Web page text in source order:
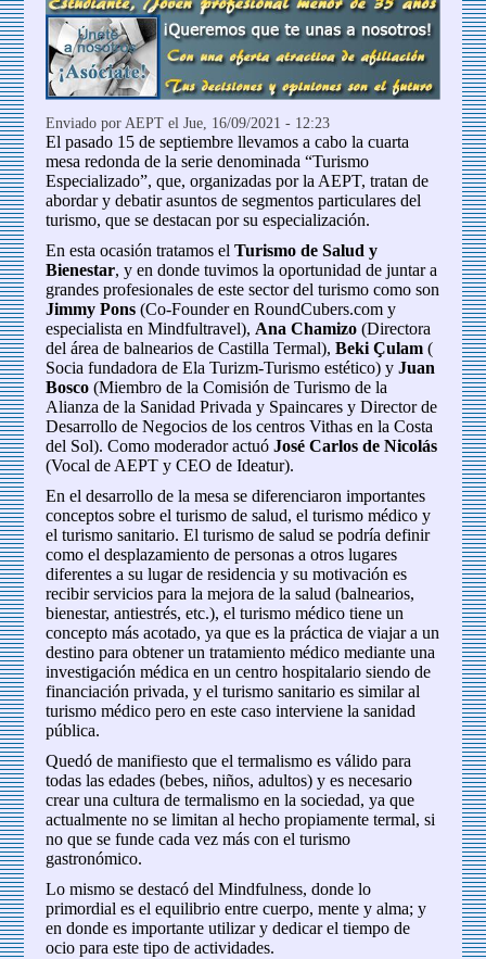
Enviado porAEPT el Jue, 16/09/2021 - 12:23
El pasado 15 de septiembre llevamos a cabo la cuarta
mesa redonda de la serie denominada “Turismo
Especializado”, que, organizadas por la AEPT, tratan de
abordar y debatir asuntos de segmentos particulares del
turismo, que se destacan por su especialización.
En esta ocasión tratamos elTurismo de Salud y
Bienestar, y en donde tuvimos la oportunidad de juntar a
grandes profesionales de este sector del turismo como son
Jimmy Pons (Co-Founder en RoundCubers.com y
especialista en Mindfultravel), Ana Chamizo (Directora
del área de balnearios de Castilla Termal),Beki Çulam (
Socia fundadora de Ela Turizm-Turismo estético) yJuan
Bosco (Miembro de la Comisión de Turismo de la
Alianza de la Sanidad Privada y Spaincares y Director de
Desarrollo de Negocios de los centros Vithas en la Costa
del Sol). Como moderador actuóJosé Carlos de Nicolás
(Vocal de AEPT y CEO de Ideatur).
En el desarrollo de la mesa se diferenciaron importantes
conceptos sobre el turismo de salud, el turismo médico y
el turismo sanitario. El turismo de salud se podría definir
como el desplazamiento de personas a otros lugares
diferentes a su lugar de residencia y su motivación es
recibir servicios para la mejora de la salud (balnearios,
bienestar, antiestrés, etc.), el turismo médico tiene un
concepto más acotado, ya que es la práctica de viajar a un
destino para obtener un tratamiento médico mediante una
investigación médica en un centro hospitalario siendo de
financiación privada, y el turismo sanitario es similar al
turismo médico pero en este caso interviene la sanidad
pública.
Quedó de manifiesto que el termalismo es válido para
todas las edades (bebes, niños, adultos) y es necesario
crear una cultura de termalismo en la sociedad, ya que
actualmente no se limitan al hecho propiamente termal, si
no que se funde cada vez más con el turismo
gastronómico.
Lo mismo se destacó del Mindfulness, donde lo
primordial es el equilibrio entre cuerpo, mente y alma; y
en donde es importante utilizar y dedicar el tiempo de
ocio para este tipo de actividades.